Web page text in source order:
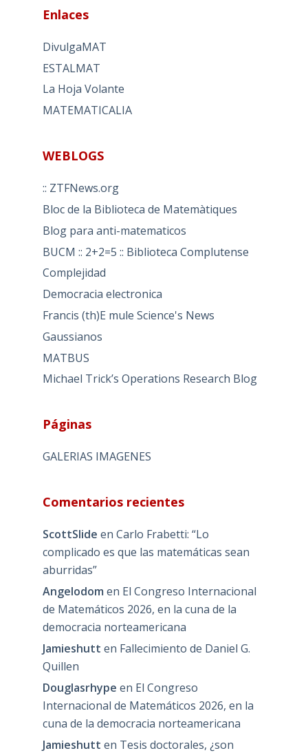
Enlaces
DivulgaMAT
ESTALMAT
La Hoja Volante
MATEMATICALIA
WEBLOGS
:: ZTFNews.org
Bloc de la Biblioteca de Matemàtiques
Blog para anti-matematicos
BUCM :: 2+2=5 :: Biblioteca Complutense
Complejidad
Democracia electronica
Francis (th)E mule Science's News
Gaussianos
MATBUS
Michael Trick’s Operations Research Blog
Páginas
GALERIAS IMAGENES
Comentarios recientes
ScottSlide en Carlo Frabetti: “Lo
complicado es que las matemáticas sean
aburridas”
Angelodom en El Congreso Internacional
de Matemáticos 2026, en la cuna de la
democracia norteamericana
Jamieshutt en Fallecimiento de Daniel G.
Quillen
Douglasrhype en El Congreso
Internacional de Matemáticos 2026, en la
cuna de la democracia norteamericana
Jamieshutt en Tesis doctorales, ¿son